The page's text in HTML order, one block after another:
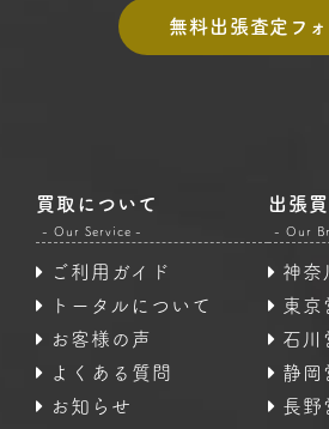
無料出張査定フォ
買取について
- Our Service -
ご利用ガイド
トータルについて
お客様の声
よくある質問
お知らせ
出張
- Our
神奈
東京
石川
静岡
長野